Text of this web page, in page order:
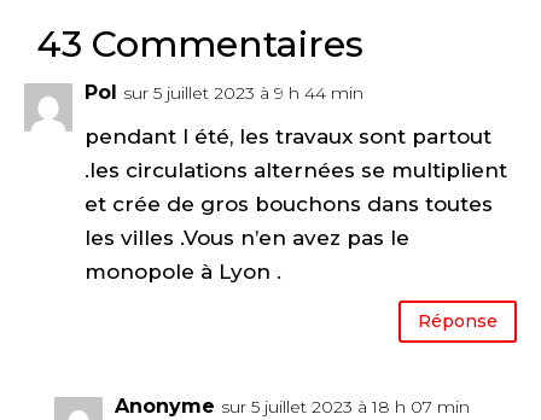
43 Commentaires
Pol sur 5 juillet 2023 à 9 h 44 min
pendant l été, les travaux sont partout
.les circulations alternées se multiplient
et crée de gros bouchons dans toutes
les villes .Vous n’en avez pas le
monopole à Lyon .
Réponse
Anonyme sur 5 juillet 2023 à 18 h 07 min